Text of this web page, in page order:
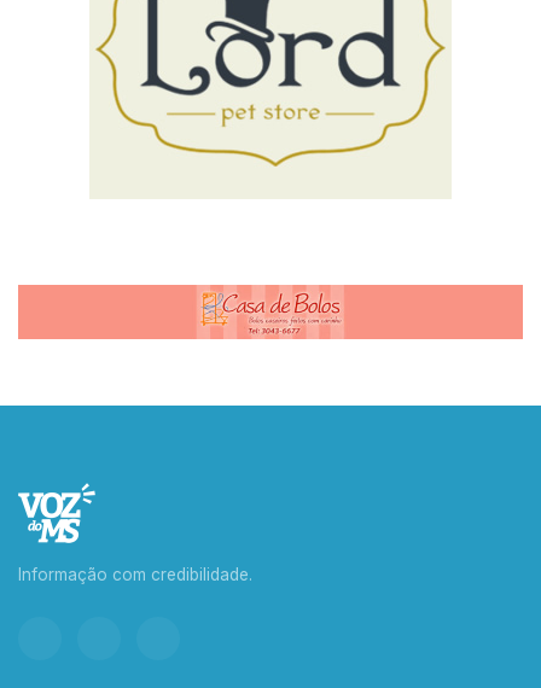
Informação com credibilidade.